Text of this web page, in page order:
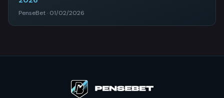
PenseBet · 01/02/2026